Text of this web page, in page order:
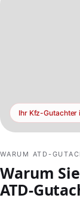
Ihr Kfz-Gutachter
WARUM ATD-
Warum
ATD-